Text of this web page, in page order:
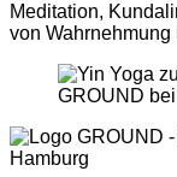
Meditation,
von